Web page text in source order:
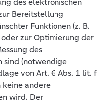
des elektronischen
Bereitstellung
Funktionen (z. B.
zur Optimierung der
des
sind (notwendige
von Art. 6 Abs. 1 lit. f
keine andere
wird. Der